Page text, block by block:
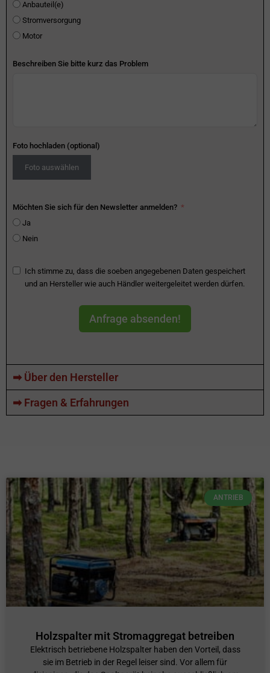
Anbauteil(e)
Stromversorgung
Motor
Beschreiben Sie bitte kurz das Problem
Foto hochladen (optional)
Foto auswählen
Möchten Sie sich für den Newsletter anmelden?
Ja
Nein
Ich stimme zu, dass die soeben angegebenen Daten gespeichert
und an Hersteller wie auch Händler weitergeleitet werden dürfen.
Anfrage absenden!
➡ Über den Hersteller
➡ Fragen & Erfahrungen
ANTRIEB
Holzspalter mit Stromaggregat betreiben
Elektrisch betriebene Holzspalter haben den Vorteil, dass
sie im Betrieb in der Regel leiser sind. Vor allem für